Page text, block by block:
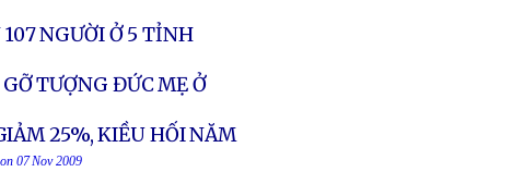
107 NGƯỜI Ở 5 TỈNH
TƯỢNG ĐỨC MẸ Ở
25%, KIỀU HỐI NĂM
07 Nov 2009